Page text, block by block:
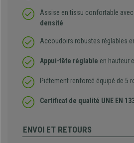
Assise en tissu confortable avec
densité
Accoudoirs robustes réglables
Appui-tête réglable en hauteur
Piétement renforcé équipé de 5
Certificat de qualité UNE EN
ENVOI ET RETOURS